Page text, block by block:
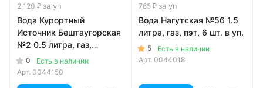
2 120 ₽ за уп
Вода Курортный
Источник Бештаугорская
№2 0.5 литра, газ,
стекло, 20 шт. в уп.
0
Есть в наличии
Арт. 0044150
765 ₽ за уп
Вода Нагутская №56 1.5
литра, газ, пэт, 6 шт. в уп.
5
Есть в наличии
Арт. 0044018